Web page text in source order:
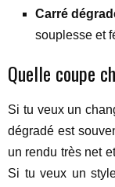
Carré
souplesse et
Quelle coupe
Si tu veux un
dégradé est
un rendu très net
Si tu veux un